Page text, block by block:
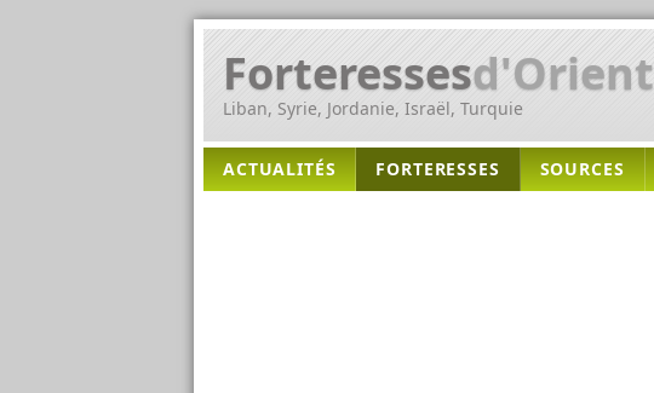
Forteressesd'Orient
Liban, Syrie, Jordanie, Israël, Turquie
ACTUALITÉS FORTERESSES SOURCES